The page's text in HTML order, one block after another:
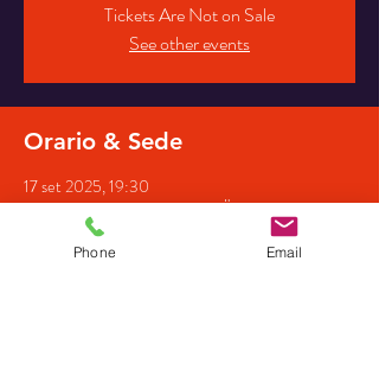
Tickets Are Not on Sale
See other events
Orario & Sede
17 set 2025, 19:30
Kultur- und Tagungszentrum, Ödön-Von-
Horváth-Platz 1, 82418 Murnau am Staffelsee,
Deutschland
Phone Email